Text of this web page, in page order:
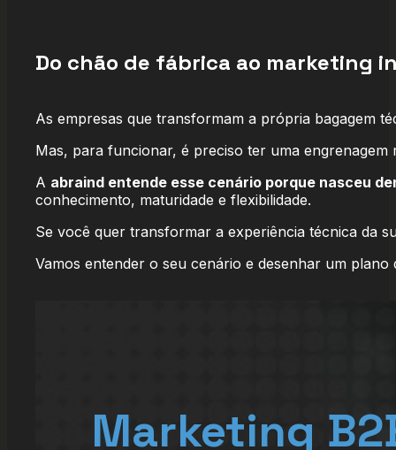
Do chão de fábrica ao marketing
As empresas que transformam a própria bagagem
Mas, para funcionar, é preciso ter uma
A abraind entende esse cenário porque nasceu
conhecimento, maturidade e flexibilidade.
Se você quer transformar a experiência técnica da
Vamos entender o seu cenário e desenhar um
Marketing